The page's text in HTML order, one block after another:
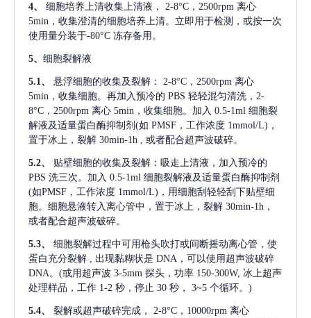
4、 细胞培养上清收集上清液，
2-8°C，2500rpm 离心
5min，收集澄清的细胞培养上清。立即用于检测，或按一次
使用量分装于-80°C 冻存备用。
5、 细胞裂解液
5.1、 悬浮细胞的收集及裂解：
2-8°C，2500rpm 离心
5min，收集细胞。再加入预冷的 PBS 轻轻混匀清洗，2-
8°C，2500rpm 离心 5min，收集细胞。加入 0.5-1ml 细胞裂
解液及适量蛋白酶抑制剂(如 PMSF，工作浓度 1mmol/L)，
置于冰上，裂解 30min-1h , 或者配合超声波破碎。
5.2、
贴壁细胞的收集及裂解：吸走上清液，加入预冷的
PBS 洗三次。加入 0.5-1ml 细胞裂解液及适量蛋白酶抑制剂
(如PMSF，工作浓度 1mmol/L)，用细胞刮轻轻刮下贴壁细
胞。细胞悬液转入离心管中，置于冰上，裂解 30min-1h，
或者配合超声波破碎。
5.3、
细胞裂解过程中可用枪头吹打或间断摇动离心管，使
蛋白充分裂解
, 出现黏糊状是 DNA，可以使用超声波破碎
DNA。(或用超声波 3-5mm 探头，功率 150-300W, 冰上超声
处理样品，工作 1-2 秒，停止 30 秒， 3~5 个循环。)
5.4、 裂解或超声破碎完成，
2-8°C，10000rpm 离心